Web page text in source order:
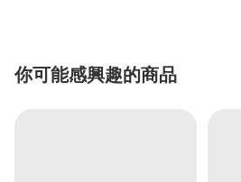
你可能感興趣的商品